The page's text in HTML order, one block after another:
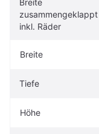
zusammengeklappt
inkl. Räder
Breite
Tiefe
Höhe